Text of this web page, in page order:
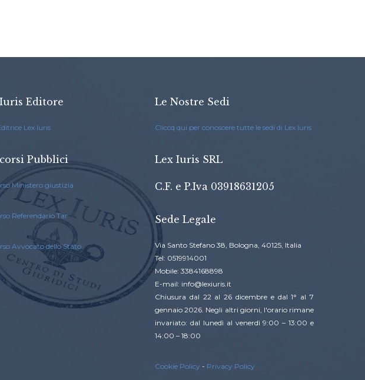
Editore
Lex Iuris
Pubblici
Ministero giustizia
Referendario Tar
Avvocato dello Stato
Le Nostre Sedi
Cliccq qui per conoscere tutte le sedi di Lex Iuris
Lex Iuris SRL
C.F. e P.Iva 03918631205
Sede Legale
Via Santo Stefano 38, Bologna, 40125, Italia
Tel: 0519914001
Mobile: 3384168898
E-mail: info@lexiuris.it
Chiusura dal 22 al 26 dicembre e dal 1° al 7
gennaio 2026. Negli altri giorni, l'orario rimane
invariato: dal lunedì al venerdì 9:00 – 13:00 e
14:00 – 18:00
Cookie Policy - Privacy Policy